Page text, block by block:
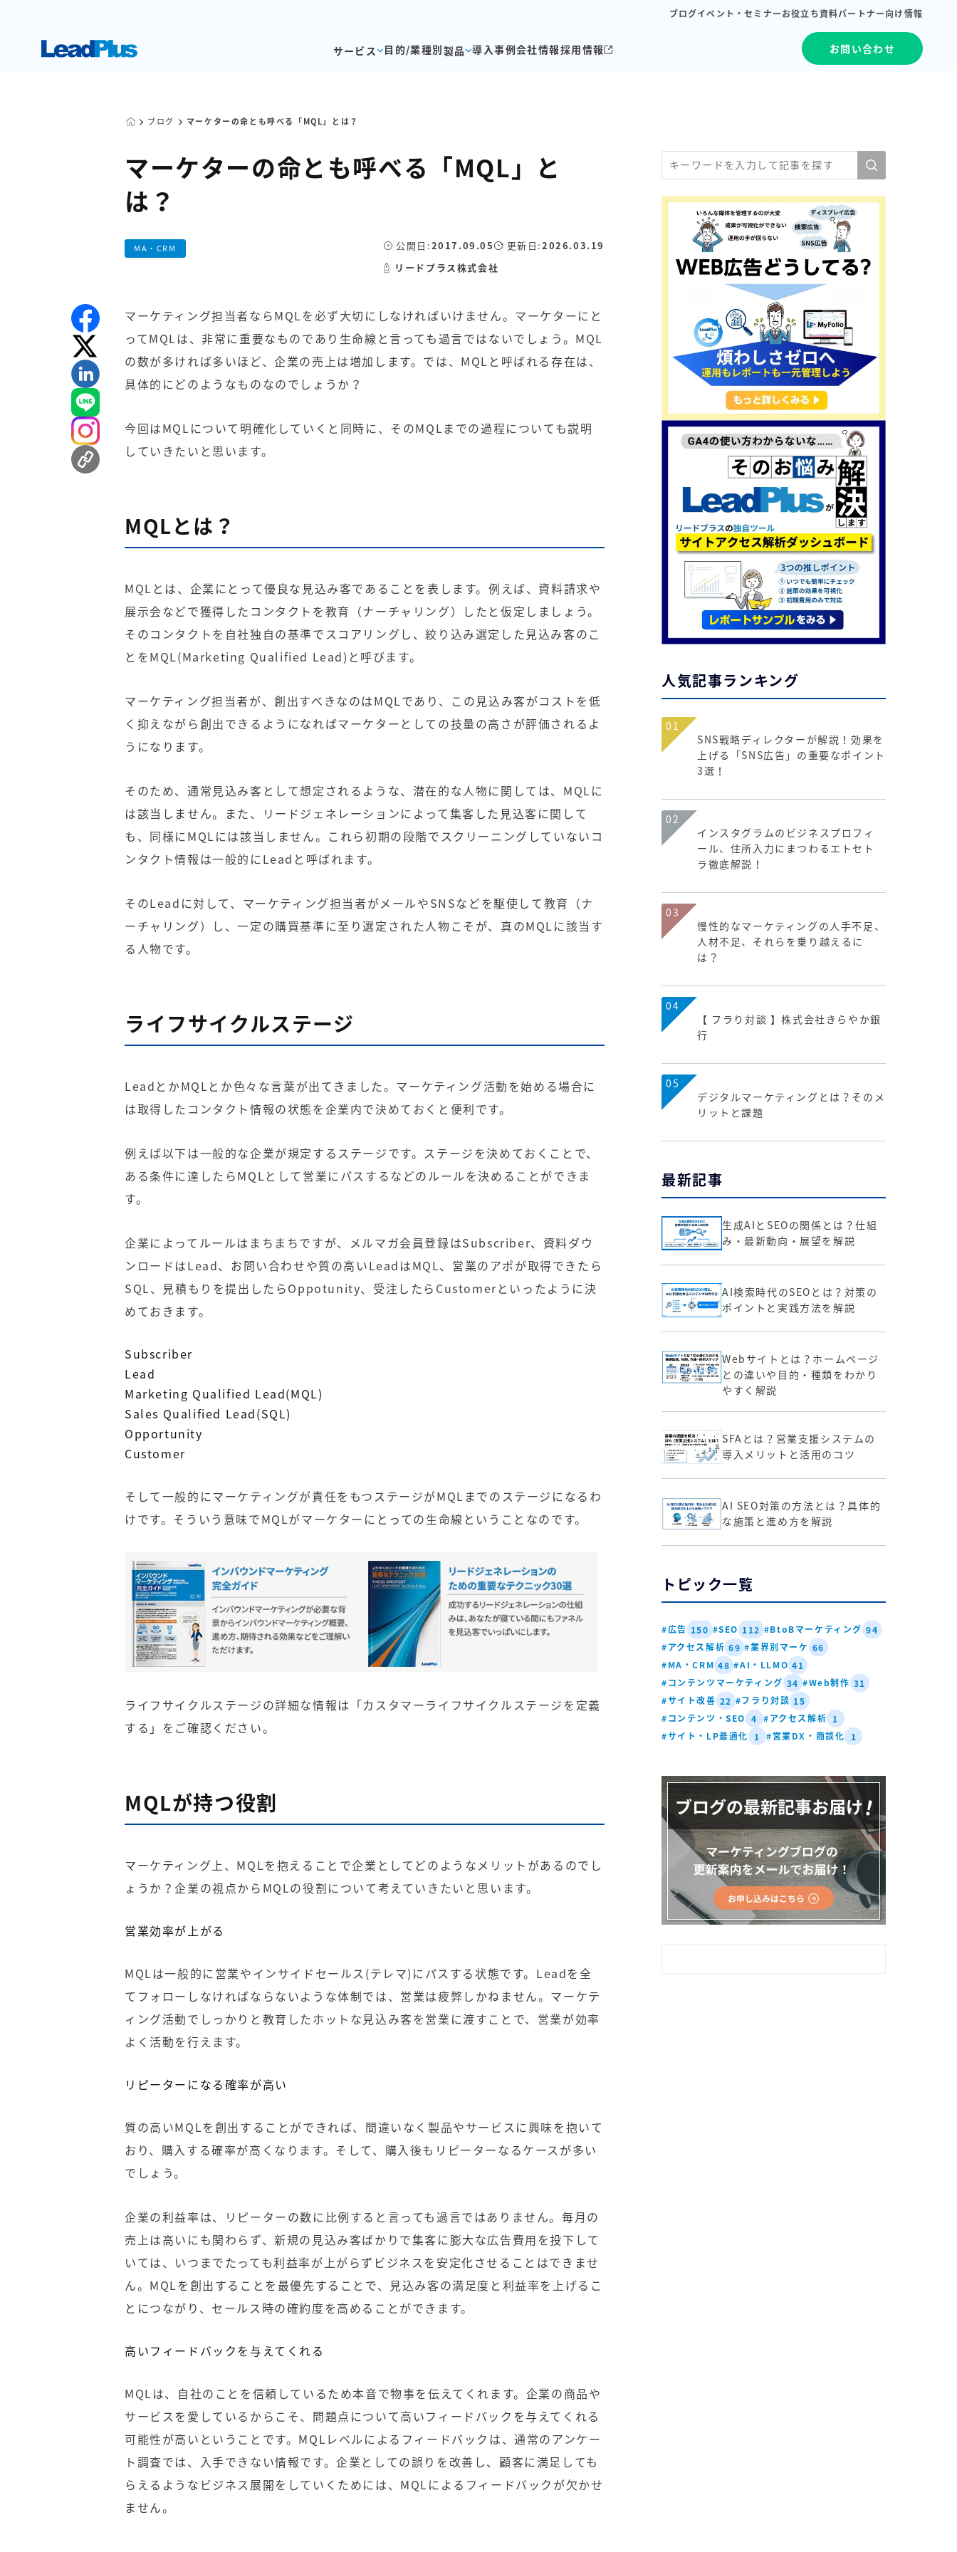
ブログイベント・セミナーお役立ち資料パートナー向け情報
サービス 目的/業種別製品 導入事例会社情報採用情報 お問い合わせ
ブログ マーケターの命とも呼べる「MQL」とは？
マーケターの命とも呼べる「MQL」と
は？
MA・CRM 公開日:2017.09.05 更新日:2026.03.19
リードプラス株式会社
マーケティング担当者ならMQLを必ず大切にしなければいけません。マーケターにと
ってMQLは、非常に重要なものであり生命線と言っても過言ではないでしょう。MQL
の数が多ければ多いほど、企業の売上は増加します。では、MQLと呼ばれる存在は、
具体的にどのようなものなのでしょうか？
今回はMQLについて明確化していくと同時に、そのMQLまでの過程についても説明
していきたいと思います。
MQLとは？
MQLとは、企業にとって優良な見込み客であることを表します。例えば、資料請求や
展示会などで獲得したコンタクトを教育（ナーチャリング）したと仮定しましょう。
そのコンタクトを自社独自の基準でスコアリングし、絞り込み選定した見込み客のこ
とをMQL(Marketing Qualified Lead)と呼びます。
マーケティング担当者が、創出すべきなのはMQLであり、この見込み客がコストを低
く抑えながら創出できるようになればマーケターとしての技量の高さが評価されるよ
うになります。
そのため、通常見込み客として想定されるような、潜在的な人物に関しては、MQLに
は該当しません。また、
リードジェネレーションによって集客した見込客に関して
も、同様にMQLには該当しません。これら初期の段階でスクリーニングしていないコ
ンタクト情報は一般的にLeadと呼ばれます。
そのLeadに対して、マーケティング担当者がメールやSNSなどを駆使して教育（ナ
ーチャリング）し、一定の購買基準に至り選定された人物こそが、真のMQLに該当す
る人物です。
ライフサイクルステージ
LeadとかMQLとか色々な言葉が出てきました。マーケティング活動を始める場合に
は取得したコンタクト情報の状態を企業内で決めておくと便利です。
例えば以下は一般的な企業が規定するステージです。ステージを決めておくことで、
ある条件に達したらMQLとして営業にパスするなどのルールを決めることができま
す。
企業によってルールはまちまちですが、 メルマガ会員登録はSubscriber、資料ダウ
ンロードはLead、お問い合わせや質の高いLeadはMQL、営業のアポが取得できたら
SQL、見積もりを提出したらOppotunity、受注したらCustomerといったように決
めておきます。
Subscriber
Lead
Marketing Qualified Lead(MQL)
Sales Qualified Lead(SQL)
Opportunity
Customer
そして一般的にマーケティングが責任をもつステージがMQLまでのステージになるわ
けです。そういう意味でMQLがマーケターにとっての生命線ということなのです。
ライフサイクルステージの詳細な情報は「カスタマーライフサイクルステージを定義
する 」をご確認ください。
MQLが持つ役割
マーケティング上、MQLを抱えることで企業としてどのようなメリットがあるのでし
ょうか？企業の視点からMQLの役割について考えていきたいと思います。
営業効率が上がる
MQLは一般的に営業やインサイドセールス(テレマ)にパスする状態です。Leadを全
てフォローしなければならないような体制では、営業は疲弊しかねません。マーケテ
ィング活動でしっかりと教育したホットな見込み客を営業に渡すことで、営業が効率
よく活動を行えます。
リピーターになる確率が高い
質の高いMQLを創出することができれば、間違いなく製品やサービスに興味を抱いて
おり、購入する確率が高くなります。そして、購入後もリピーターなるケースが多い
でしょう。
企業の利益率は、リピーターの数に比例すると言っても過言ではありません。毎月の
売上は高いにも関わらず、新規の見込み客ばかりで集客に膨大な広告費用を投下して
いては、いつまでたっても利益率が上がらずビジネスを安定化させることはできませ
ん。MQLを創出することを最優先することで、見込み客の満足度と利益率を上げるこ
とにつながり、セールス時の確約度を高めることができます。
高いフィードバックを与えてくれる
MQLは、自社のことを信頼しているため本音で物事を伝えてくれます。企業の商品や
サービスを愛しているからこそ、問題点について高いフィードバックを与えてくれる
可能性が高いということです。MQLレベルによるフィードバックは、通常のアンケー
ト調査では、入手できない情報です。企業としての誤りを改善し、顧客に満足しても
らえるようなビジネス展開をしていくためには、MQLによるフィードバックが欠かせ
ません。
人気記事ランキング
01
SNS戦略ディレクターが解説！効果を
上げる「SNS広告」の重要なポイント
3選！
02
インスタグラムのビジネスプロフィ
ール、住所入力にまつわるエトセト
ラ徹底解説！
03
慢性的なマーケティングの人手不足、
人材不足、それらを乗り越えるに
は？
04
【 フラり対談 】株式会社きらやか銀
行
05
デジタルマーケティングとは？そのメ
リットと課題
最新記事
生成AIとSEOの関係とは？仕組
み・最新動向・展望を解説
AI検索時代のSEOとは？対策の
ポイントと実践方法を解説
Webサイトとは？ホームページ
との違いや目的・種類をわかり
やすく解説
SFAとは？営業支援システムの
導入メリットと活用のコツ
AI SEO対策の方法とは？具体的
な施策と進め方を解説
トピック一覧
#広告 150 #SEO 112 #BtoBマーケティング 94
#アクセス解析 69 #業界別マーケ 66
#MA・CRM 48 #AI・LLMO 41
#コンテンツマーケティング 34 #Web制作 31
#サイト改善 22 #フラり対談 15
#コンテンツ・SEO 4 #アクセス解析 1
#サイト・LP最適化
1 #営業DX・商談化 1